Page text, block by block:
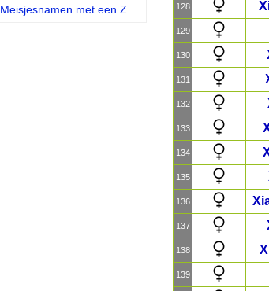
Meisjesnamen met een Z
128
129
130
131
132
133
134
135
136
137
138
139